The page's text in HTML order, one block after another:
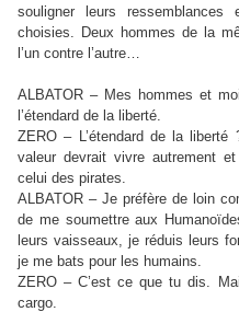
souligner leurs
choisies. Deux hommes de la
l’un contre l’autre…
ALBATOR – Mes hommes et
l’étendard de la liberté.
ZERO – L’étendard de la
valeur devrait vivre autrement
celui des pirates.
ALBATOR – Je préfère de loin
de me soumettre aux
leurs vaisseaux, je réduis leurs
je me bats pour les humains.
ZERO – C’est ce que tu dis.
cargo.